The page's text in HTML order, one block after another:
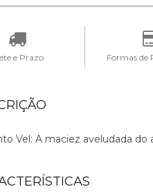
e Prazo Formas de
Vel: A maciez aveludada